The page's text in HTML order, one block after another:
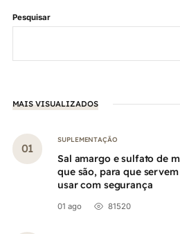
Pesquisar
MAIS VISUALIZADOS
SUPLEMENTAÇÃO
Sal amargo e sulfato de
que são, para que
usar com segurança
01 ago 81520